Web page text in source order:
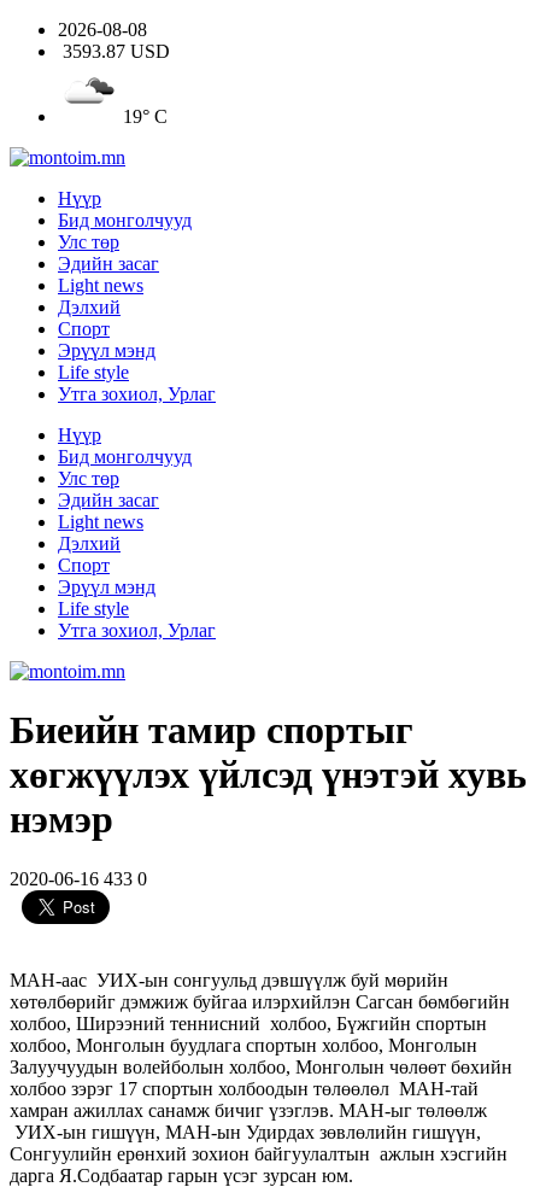
2026-08-08
3593.87 USD
19° C
Нүүр
Бид монголчууд
Улс төр
Эдийн засаг
Light news
Дэлхий
Спорт
Эрүүл мэнд
Life style
Утга зохиол, Урлаг
Нүүр
Бид монголчууд
Улс төр
Эдийн засаг
Light news
Дэлхий
Спорт
Эрүүл мэнд
Life style
Утга зохиол, Урлаг
Биеийн тамир спортыг
хөгжүүлэх үйлсэд үнэтэй хувь
нэмэр
2020-06-16 433 0
МАН-аас УИХ-ын сонгуульд дэвшүүлж буй мөрийн
хөтөлбөрийг дэмжиж буйгаа илэрхийлэн Сагсан бөмбөгийн
холбоо, Ширээний теннисний холбоо, Бүжгийн спортын
холбоо, Монголын буудлага спортын холбоо, Монголын
Залуучуудын волейболын холбоо, Монголын чөлөөт бөхийн
холбоо зэрэг 17 спортын холбоодын төлөөлөл МАН-тай
хамран ажиллах санамж бичиг үзэглэв. МАН-ыг төлөөлж
УИХ-ын гишүүн, МАН-ын Удирдах зөвлөлийн гишүүн,
Сонгуулийн ерөнхий зохион байгуулалтын ажлын хэсгийн
дарга Я.Содбаатар гарын үсэг зурсан юм.